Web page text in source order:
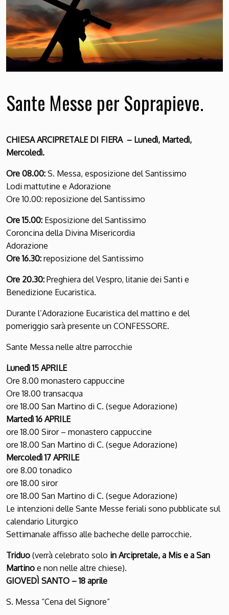
Sante Messe per Soprapieve.
CHIESA ARCIPRETALE DI FIERA – Lunedì, Martedì,
Mercoledì.
Ore 08.00: S. Messa, esposizione del Santissimo
Lodi mattutine e Adorazione
Ore 10.00: reposizione del Santissimo
Ore 15.00: Esposizione del Santissimo
Coroncina della Divina Misericordia
Adorazione
Ore 16.30: reposizione del Santissimo
Ore 20.30: Preghiera del Vespro, litanie dei Santi e
Benedizione Eucaristica.
Durante l’Adorazione Eucaristica del mattino e del
pomeriggio sarà presente un CONFESSORE.
Sante Messa nelle altre parrocchie
Lunedì 15 APRILE
Ore 8.00 monastero cappuccine
Ore 18.00 transacqua
ore 18.00 San Martino di C. (segue Adorazione)
Martedì 16 APRILE
ore 18.00 Siror – monastero cappuccine
ore 18.00 San Martino di C. (segue Adorazione)
Mercoledì 17 APRILE
ore 8.00 tonadico
ore 18.00 siror
ore 18.00 San Martino di C. (segue Adorazione)
Le intenzioni delle Sante Messe feriali sono pubblicate sul
calendario Liturgico
Settimanale affisso alle bacheche delle parrocchie.
Triduo (verrà celebrato solo in Arcipretale, a Mis e a San
Martino e non nelle altre chiese).
GIOVEDÌ SANTO – 18 aprile
S. Messa “Cena del Signore”